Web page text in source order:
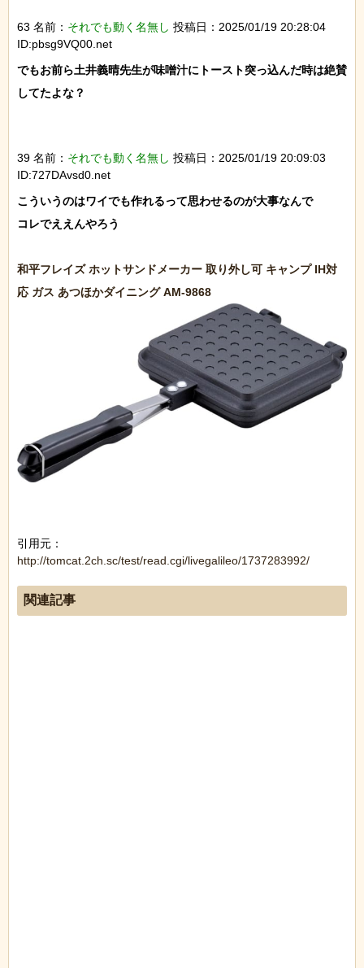
63 名前： それでも動く名無し 投稿日：2025/01/19 20:28:04
ID:pbsg9VQ00.net
でもお前ら土井義晴先生が味噌汁にトースト突っ込んだ時は絶賛
してたよな？
39 名前： それでも動く名無し 投稿日：2025/01/19 20:09:03
ID:727DAvsd0.net
こういうのはワイでも作れるって思わせるのが大事なんで
コレでええんやろう
和平フレイズ ホットサンドメーカー 取り外し可 キャンプ IH対
引用元：
http://tomcat.2ch.sc/test/read.cgi/livegalileo/1737283992/
関連記事